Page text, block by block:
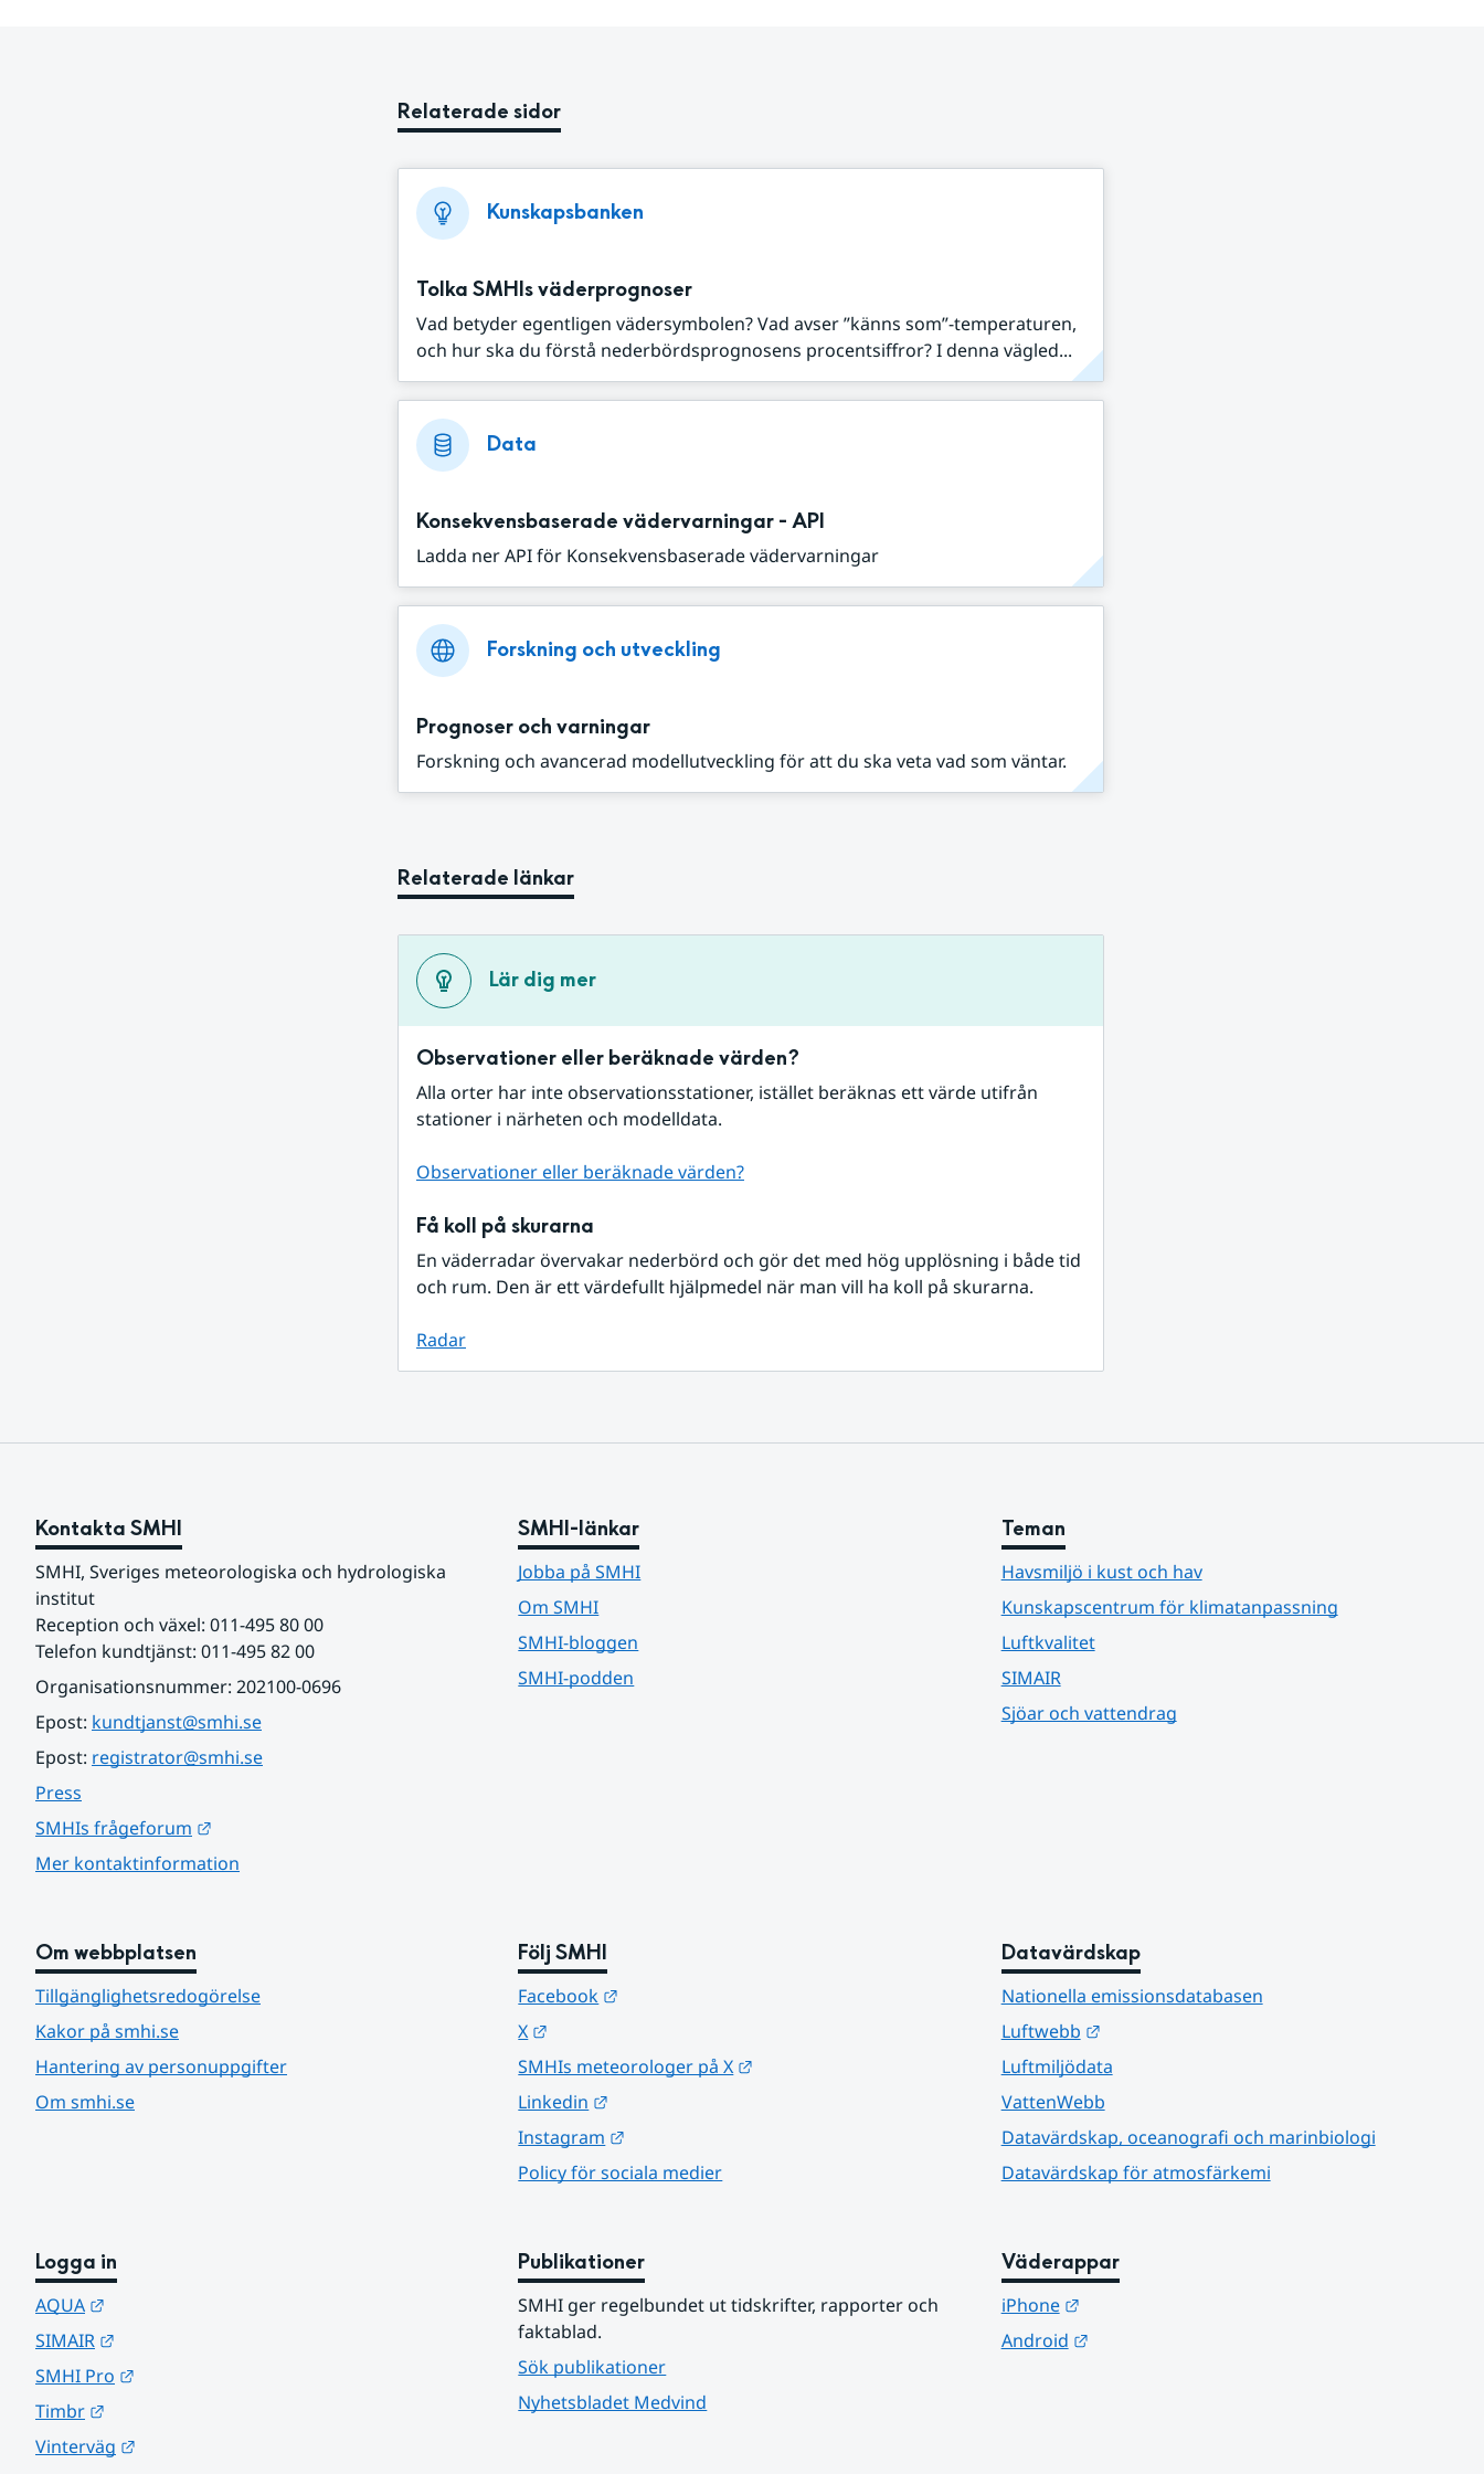
Relaterade sidor
Kunskapsbanken
Tolka SMHIs väderprognoser
Vad betyder egentligen vädersymbolen? Vad avser ”känns som”-temperaturen,
och hur ska du förstå nederbördsprognosens procentsiffror? I denna vägled...
Data
Konsekvensbaserade vädervarningar - API
Ladda ner API för Konsekvensbaserade vädervarningar
Forskning och utveckling
Prognoser och varningar
Forskning och avancerad modellutveckling för att du ska veta vad som väntar.
Relaterade länkar
Lär dig mer
Observationer eller beräknade värden?
Alla orter har inte observationsstationer, istället beräknas ett värde utifrån
stationer i närheten och modelldata.
Observationer eller beräknade värden?
Få koll på skurarna
En väderradar övervakar nederbörd och gör det med hög upplösning i både tid
och rum. Den är ett värdefullt hjälpmedel när man vill ha koll på skurarna.
Radar
Kontakta SMHI
SMHI, Sveriges meteorologiska och hydrologiska
institut
Reception och växel: 011-495 80 00
Telefon kundtjänst: 011-495 82 00
Organisationsnummer: 202100-0696
Epost: kundtjanst@smhi.se
Epost: registrator@smhi.se
Press
SMHIs frågeforum
Mer kontaktinformation
SMHI-länkar
Jobba på SMHI
Om SMHI
SMHI-bloggen
SMHI-podden
Teman
Havsmiljö i kust och hav
Kunskapscentrum för klimatanpassning
Luftkvalitet
SIMAIR
Sjöar och vattendrag
Om webbplatsen
Tillgänglighetsredogörelse
Kakor på smhi.se
Hantering av personuppgifter
Om smhi.se
Följ SMHI
Facebook
X
SMHIs meteorologer på X
Linkedin
Instagram
Policy för sociala medier
Datavärdskap
Nationella emissionsdatabasen
Luftwebb
Länk till annan webbplats.
Luftmiljödata
VattenWebb
Datavärdskap, oceanografi och marinbiologi
Datavärdskap för atmosfärkemi
Logga in
AQUA
SIMAIR
SMHI Pro
Timbr
Vinterväg
Publikationer
SMHI ger regelbundet ut tidskrifter, rapporter och
faktablad.
Sök publikationer
Nyhetsbladet Medvind
Väderappar
iPhone
Länk till annan webbplats.
Android
Länk till annan webbplats.